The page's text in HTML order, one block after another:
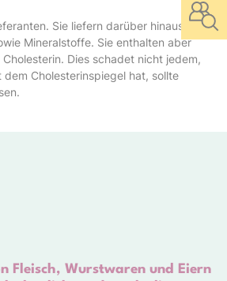
Sie liefern darüber hinaus
Mineralstoffe. Sie enthalten aber
Dies schadet nicht jedem,
Cholesterinspiegel hat, sollte
Fleisch, Wurstwaren und Eiern